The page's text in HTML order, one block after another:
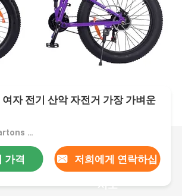
자 전기 산악 자전거 가장 가벼운
가격：$750.00/cartons 1-99 cartons
가격 저희에게 연락하십
시오